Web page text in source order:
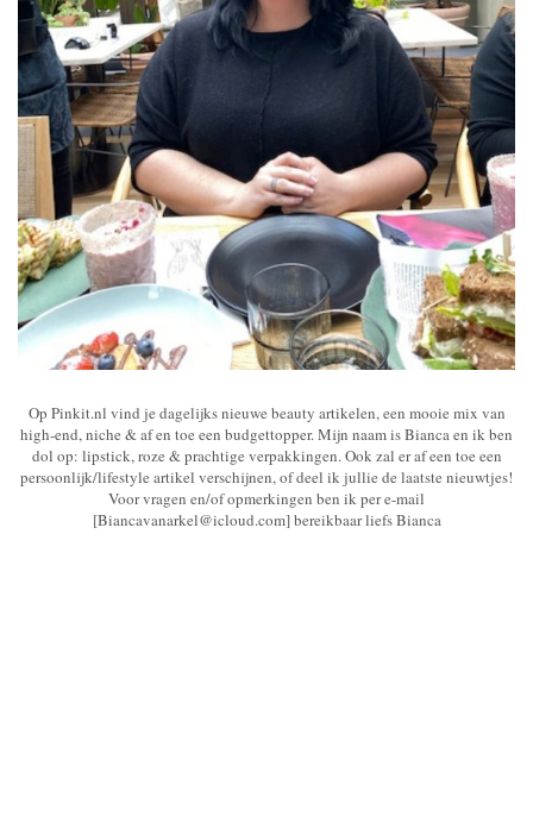
Op Pinkit.nl vind je dagelijks nieuwe beauty artikelen, een mooie mix van
high-end, niche & af en toe een budgettopper. Mijn naam is Bianca en ik ben
dol op: lipstick, roze & prachtige verpakkingen. Ook zal er af een toe een
persoonlijk/lifestyle artikel verschijnen, of deel ik jullie de laatste nieuwtjes!
Voor vragen en/of opmerkingen ben ik per e-mail
[Biancavanarkel@icloud.com] bereikbaar liefs Bianca